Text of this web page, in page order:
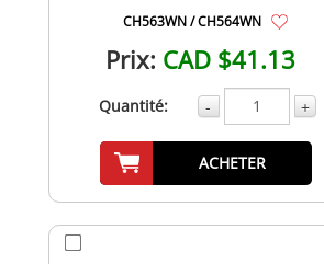
CH563WN / CH564WN
Prix: CAD $41.13
Quantité: - +
ACHETER